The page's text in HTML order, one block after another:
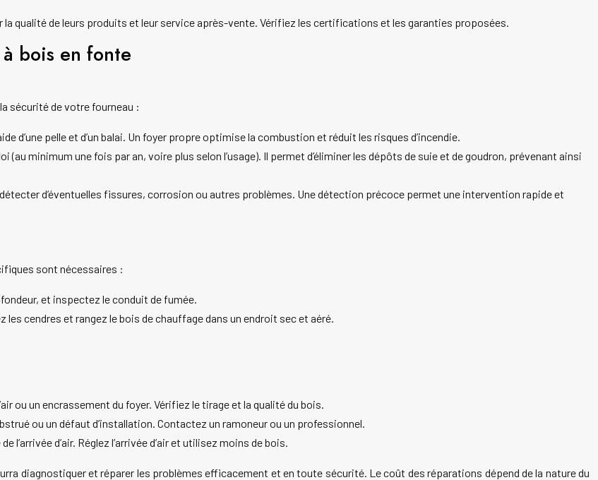
la qualité de leurs produits et leur service après-vente. Vérifiez les certifications et les garanties proposées.
bois en fonte
sécurité de votre fourneau :
d’une pelle et d’un balai. Un foyer propre optimise la combustion et réduit les risques d’incendie.
minimum une fois par an, voire plus selon l’usage). Il permet d’éliminer les dépôts de suie et de goudron, prévenant ainsi
d’éventuelles fissures, corrosion ou autres problèmes. Une détection précoce permet une intervention rapide et
sont nécessaires :
et inspectez le conduit de fumée.
cendres et rangez le bois de chauffage dans un endroit sec et aéré.
ou un encrassement du foyer. Vérifiez le tirage et la qualité du bois.
ou un défaut d’installation. Contactez un ramoneur ou un professionnel.
l’arrivée d’air. Réglez l’arrivée d’air et utilisez moins de bois.
diagnostiquer et réparer les problèmes efficacement et en toute sécurité. Le coût des réparations dépend de la nature du